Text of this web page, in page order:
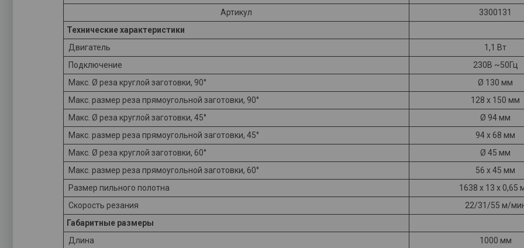
Артикул
3300131
Технические характеристики
Двигатель
1,1 Вт
Подключение
230В ~50Гц
Макс. Ø реза круглой заготовки, 90°
Ø 130 мм
Макс. размер реза прямоугольной заготовки, 90°
128 x 150 мм
Макс. Ø реза круглой заготовки, 45°
Ø 94 мм
Макс. размер реза прямоугольной заготовки, 45°
94 x 68 мм
Макс. Ø реза круглой заготовки, 60°
Ø 45 мм
Макс. размер реза прямоугольной заготовки, 60°
56 x 45 мм
Размер пильного полотна
1638 x 13 x 0,65
Скорость резания
22/31/55 м/
Габаритные размеры
Длина
1000 мм